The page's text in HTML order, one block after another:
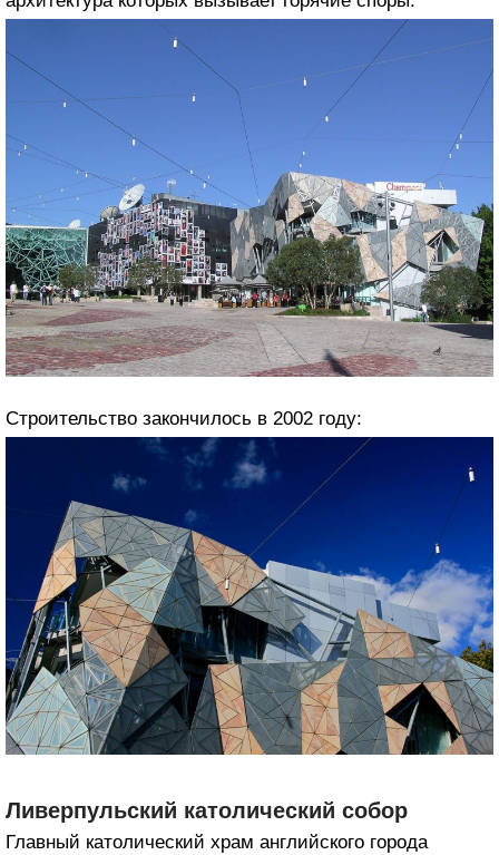
Строительство закончилось в 2002 году:
Ливерпульский католический собор
Главный католический храм английского города